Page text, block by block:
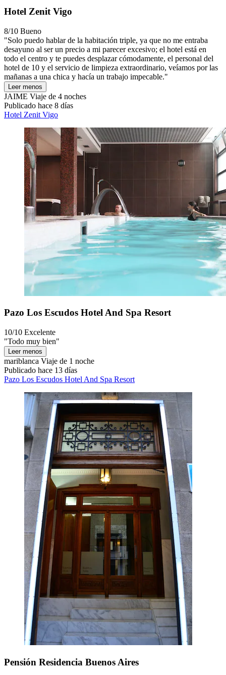
Hotel Zenit Vigo
8/10 Bueno
"Solo puedo hablar de la habitación triple, ya que no me entraba
desayuno al ser un precio a mi parecer excesivo; el hotel está en
todo el centro y te puedes desplazar cómodamente, el personal del
hotel de 10 y el servicio de limpieza extraordinario, veíamos por las
mañanas a una chica y hacía un trabajo impecable."
Leer menos
JAIME Viaje de 4 noches
Publicado hace 8 días
Hotel Zenit Vigo
Pazo Los Escudos Hotel And Spa Resort
10/10 Excelente
"Todo muy bien"
Leer menos
mariblanca Viaje de 1 noche
Publicado hace 13 días
Pazo Los Escudos Hotel And Spa Resort
Pensión Residencia Buenos Aires